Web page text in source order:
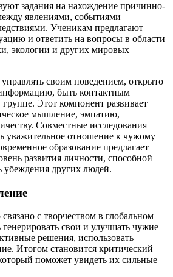
задания на нахождение причинно-
явлениями, событиями
Ученикам предлагают
и ответить на вопросы в области
экологии и других мировых
своим поведением, открыто
быть контактным
группе. Этот компонент развивает
мышление, эмпатию,
Совместные исследования
уважительное отношение к чужому
образование предлагает
развития личности, способной
других людей.
с творчеством в глобальном
генерировать свои и улучшать чужие
решения, использовать
Итогом становится критический
поможет увидеть их сильные